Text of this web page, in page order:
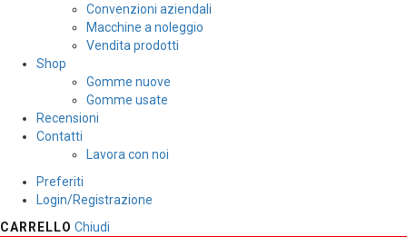
Convenzioni aziendali
Macchine a noleggio
Vendita prodotti
Shop
Gomme nuove
Gomme usate
Recensioni
Contatti
Lavora con noi
Preferiti
Login/Registrazione
CARRELLO Chiudi